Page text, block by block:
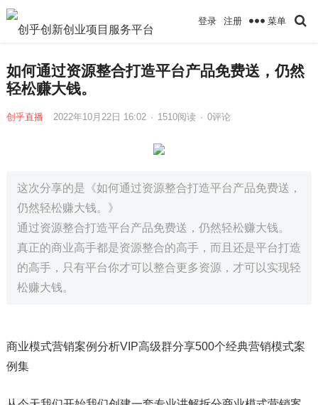
登录 注册 菜单
如何通过资源整合打造平台产品免费送，仍然
轻松赚大钱。
创乎直播 2022年10月22日 16:02 · 1510阅读 · 0评论
这次分享的是《如何通过资源整合打造平台产品免费送，
仍然轻松赚大钱。》
通过资源整合打造平台产品免费送，仍然轻松赚大钱。
真正的商业高手都是资源整合的高手，而且还是平台打造
的高手，只有平台你才可以整合更多资源，才可以实现轻
松赚大钱。
商业模式营销案例分析VIP高级群分享500个经典营销模式案
例集